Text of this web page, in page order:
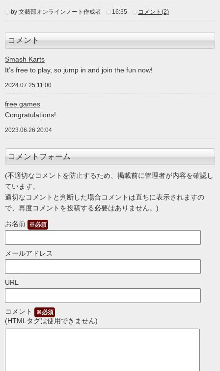
by 文藝部オンラインノート作成者 16:35 コメント(2)
コメント
Smash Karts
It’s free to play, so jump in and join the fun now!
2024.07.25 11:00
free games
Congratulations!
2023.06.26 20:04
コメントフォーム
(不適切なコメントを防止するため、掲載前に管理者が内容を確認し
ています。
適切なコメントと判断した場合コメントは直ちに表示されますの
で、再度コメントを投稿する必要はありません。)
お名前 ※必須
メールアドレス
URL
コメント ※必須
(HTMLタグは使用できません)